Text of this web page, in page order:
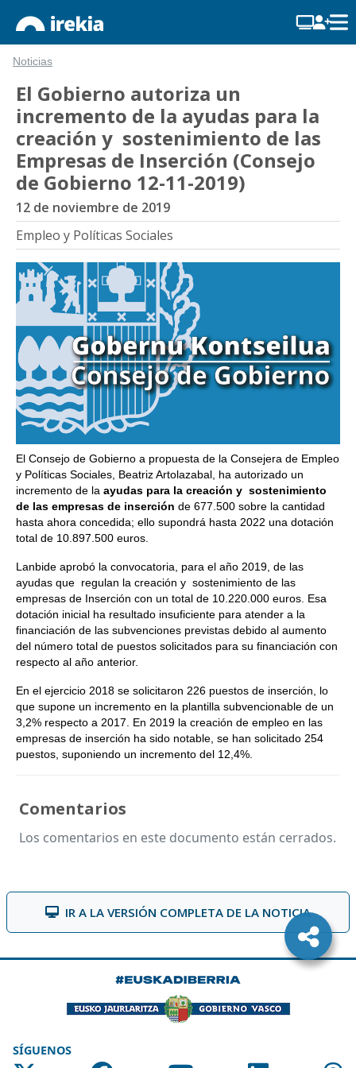
Noticias
El Gobierno autoriza un
incremento de la ayudas para la
creación y sostenimiento de las
Empresas de Inserción (Consejo
de Gobierno 12-11-2019)
12 de noviembre de 2019
Empleo y Políticas Sociales
El Consejo de Gobierno a propuesta de la Consejera de Empleo
y Políticas Sociales, Beatriz Artolazabal, ha autorizado un
incremento de la ayudas para la creación y sostenimiento
de las empresas de inserción de 677.500 sobre la cantidad
hasta ahora concedida; ello supondrá hasta 2022 una dotación
total de 10.897.500 euros.
Lanbide aprobó la convocatoria, para el año 2019, de las
ayudas que regulan la creación y sostenimiento de las
empresas de Inserción con un total de 10.220.000 euros. Esa
dotación inicial ha resultado insuficiente para atender a la
financiación de las subvenciones previstas debido al aumento
del número total de puestos solicitados para su financiación con
respecto al año anterior.
En el ejercicio 2018 se solicitaron 226 puestos de inserción, lo
que supone un incremento en la plantilla subvencionable de un
3,2% respecto a 2017. En 2019 la creación de empleo en las
empresas de inserción ha sido notable, se han solicitado 254
puestos, suponiendo un incremento del 12,4%.
Comentarios
Los comentarios en este documento están cerrados.
IR A LA VERSIÓN COMPLETA DE LA NOTICIA
SÍGUENOS